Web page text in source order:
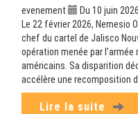
evenement
Du 10 juin
Le 22 février 2026, Nemesio
chef du cartel de Jalisco
opération menée par
américains. Sa disparition
accélère une recomposition
Lire la suite